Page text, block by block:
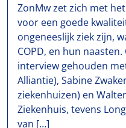
ZonMw zet zich met
voor een goede
ongeneeslijk ziek zijn,
COPD, en hun
interview gehouden
Alliantie), Sabine
ziekenhuizen) en
Ziekenhuis, tevens
van […]